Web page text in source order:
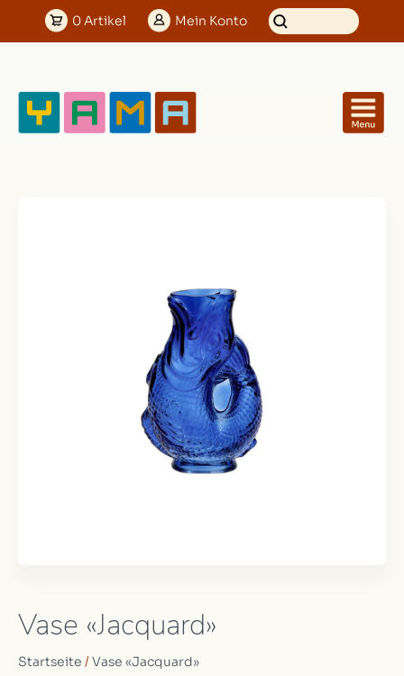
0Artikel Mein Konto
Vase «Jacquard»
Startseite / Vase «Jacquard»